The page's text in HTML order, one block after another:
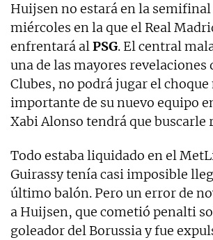
Huijsen no estará en la
miércoles en la que el Real
enfrentará alPSG. El central
una de las mayores revelaciones
Clubes, no podrá jugar el choque
importante de su nuevo equipo
Xabi Alonso tendrá que buscarle
Todo estaba liquidado en el
Guirassy tenía casi imposible
último balón. Pero un error de
a Huijsen, que cometió penalti
goleador del Borussia y fue